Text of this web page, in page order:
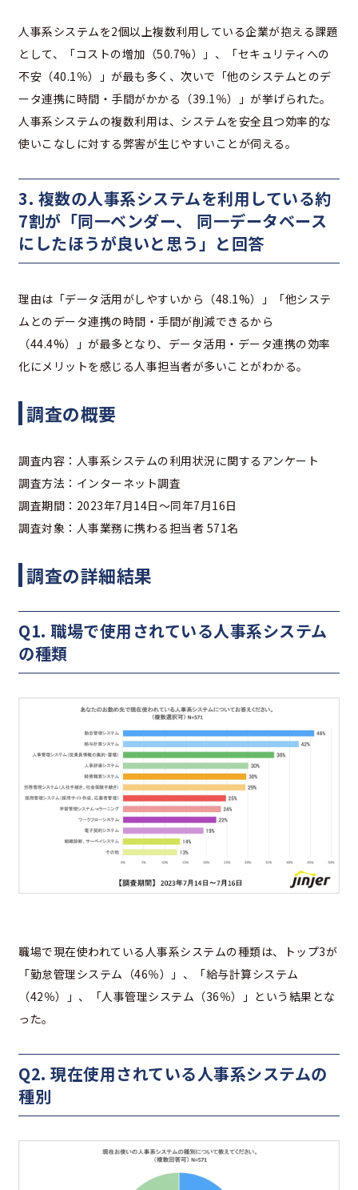
人事系システムを2個以上複数利用している企業が抱える課題
として、「コストの増加（50.7%）」、「セキュリティへの
不安（40.1％）」が最も多く、次いで「​​他のシステムとのデ
ータ連携に時間・手間がかかる（39.1％）」が挙げられた。
人事系システムの複数利用は、システムを安全且つ効率的な
使いこなしに対する弊害が生じやすいことが伺える。
3. 複数の人事系システムを利用している約
7割が「同一ベンダー、 同一データベース
にしたほうが良いと思う」と回答
理由は「データ活用がしやすいから（48.1%）」「他システ
ムとのデータ連携の時間・手間が削減できるから
（44.4%）」が最多となり、データ活用・データ連携の効率
化にメリットを感じる人事担当者が多いことがわかる。
調査の概要
調査内容：人事系システムの利用状況に関するアンケート
調査方法：インターネット調査
調査期間：2023年7月14日〜同年7月16日
調査対象：人事業務に携わる担当者 571名
調査の詳細結果
Q1. 職場で使用されている人事系システム
の種類
職場で現在使われている人事系システムの種類は、トップ3が
「勤怠管理システム（46％）」、「給与計算システム
（42％）」、「人事管理システム（36％）」という結果とな
った。
Q2. 現在使用されている人事系システムの
種別